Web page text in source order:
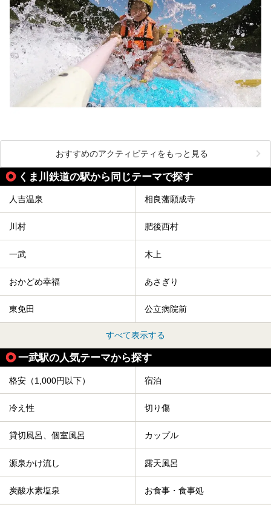
おすすめのアクティビティをもっと見る
くま川鉄道の駅から同じテーマで探す
人吉温泉 相良藩願成寺
川村 肥後西村
一武 木上
おかどめ幸福 あさぎり
東免田 公立病院前
すべて表示する
一武駅の人気テーマから探す
格安（1,000円以下） 宿泊
冷え性 切り傷
貸切風呂、個室風呂 カップル
源泉かけ流し 露天風呂
炭酸水素塩泉 お食事・食事処